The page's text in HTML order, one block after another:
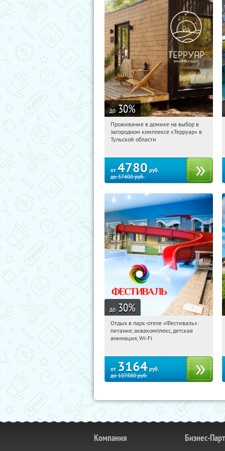
до 30%
20:06:17 Купили:
Тульская обл., Ясногорский р-н, с.
Проживание в домике на выбор в
загородном комплексе «Терруар» в
Тульской области
от 4780 руб.
до57400руб.
до 30%
20:06:17 Купили:
Рязанская обл., Клепиковский район,
Отдых в парк-отеле «Фестиваль»:
питание, аквакомплекс, детская
анимация, Wi-Fi
от 3164 руб.
до107880руб.
Компания Бизнес-